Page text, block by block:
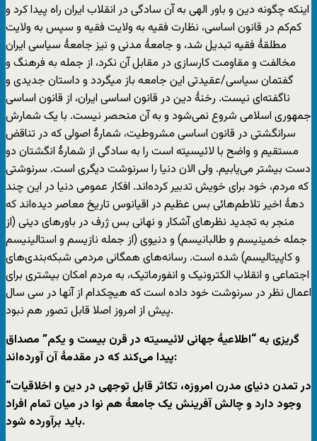
اینکه چگونه دین و باور الهی به آن سادگی در انقلاب ایران راه پیدا کرد و
کم‌کم در قانون اساسی، نظارت فقیه به ولایت فقیه و سپس به ولایت
مطلقۀ فقیه تبدیل شد، و جامعۀ مدنی و نیز جامعۀ سیاسی ایران
مخالفت و مقاومت کارسازی در مقابل آن نکرد، از جمله به فرهنگ و
گفتمان سیاسی/عقیدتی این جامعه باز میگردد و داستان جدیدی و
ناگفته‌ای نیست. رخنۀ دین در قانون اساسی ایران، از قانون اساسی
جمهوری اسلامی شروع نمی‌شود و به آن منحصر نیست. با یک شمارش
سرانگشتی در قانون اساسی مشروطیت، شمارۀ اصولی که در تناقض
مستقیم و واضح با لائیسیته است را به سادگی از شمارۀ انگشتان دو
دست بیشتر می‌یابیم. ولی الان دنیا را سرنوشت دیگری است. سرنوشتی
که مردم، خود برای خویش تدبیر کرده‌اند. افکار عمومی دنیا در این چند
دهۀ اخیر تلاطم‌هائی بس عظیم در اقیانوس تاریخ معاصر دیده‌اند که
منجر به تجدید نظرهای آشکار و نهانی بس ژرف در باورهای دینی (از
جمله خمینیسم و طالبانیسم) و دنیوی (از جمله نازیسم و استالینیسم
و کاپیتالیسم) شده است. رسانه‌های همگانی مردمی شبکه‌بندی‌های
اجتماعی و انقلاب الکترونیک و انفورماتیک، به مردم امکان بیشتری برای
اعمال نظر در سرنوشت خود داده است که هیچکدام از آنها در سی سال
پیش از امروز اصلا قابل تصور هم نبود.
گریزی به “اطلاعیۀ جهانی لائیسیته در قرن بیست و یکم” مصداق
پیدا می‌کند که در مقدمۀ آن آورده‌اند:
“در تمدن دنیای مدرن امروزه، تکاثر قابل توجهی در دین و اخلاقیات
وجود دارد و چالش آفرینش یک جامعۀ هم نوا در میان تمام افراد
باید برآورده شود.